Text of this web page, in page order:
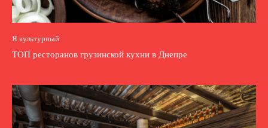
Я культурный
ТОП ресторанов грузинской кухни в Днепре